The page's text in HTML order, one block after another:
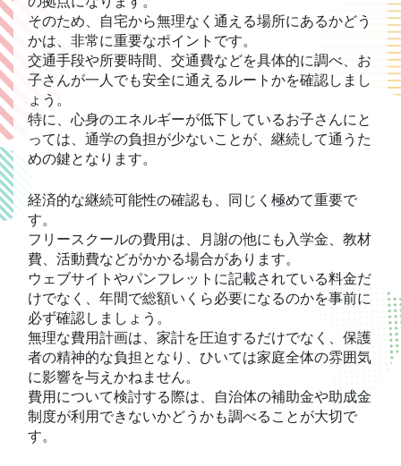
そのため、自宅から無理なく通える場所にあるかどう
かは、非常に重要なポイントです。
交通手段や所要時間、交通費などを具体的に調べ、お
子さんが一人でも安全に通えるルートかを確認しまし
ょう。
特に、心身のエネルギーが低下しているお子さんにと
っては、通学の負担が少ないことが、継続して通うた
めの鍵となります。
経済的な継続可能性の確認も、同じく極めて重要で
す。
フリースクールの費用は、月謝の他にも入学金、教材
費、活動費などがかかる場合があります。
ウェブサイトやパンフレットに記載されている料金だ
けでなく、年間で総額いくら必要になるのかを事前に
必ず確認しましょう。
無理な費用計画は、家計を圧迫するだけでなく、保護
者の精神的な負担となり、ひいては家庭全体の雰囲気
に影響を与えかねません。
費用について検討する際は、自治体の補助金や助成金
制度が利用できないかどうかも調べることが大切で
す。